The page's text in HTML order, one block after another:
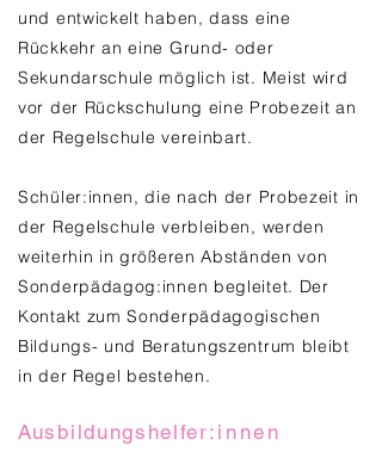
und entwickelt haben, dass eine
Rückkehr an eine Grund- oder
Sekundarschule möglich ist. Meist wird
vor der Rückschulung eine Probezeit an
der Regelschule vereinbart.
Schüler:innen, die nach der Probezeit in
der Regelschule verbleiben, werden
weiterhin in größeren Abständen von
Sonderpädagog:innen begleitet. Der
Kontakt zum Sonderpädagogischen
Bildungs- und Beratungszentrum bleibt
in der Regel bestehen.
Ausbildungshelfer:innen